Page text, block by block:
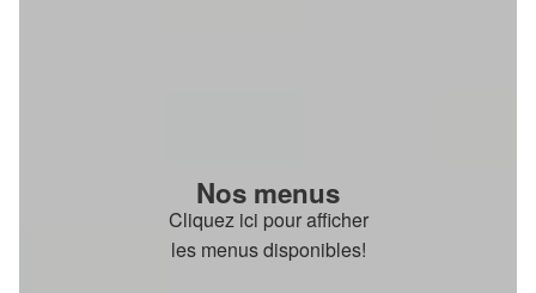
Nos menus
Cliquez ici pour afficher
les menus disponibles!